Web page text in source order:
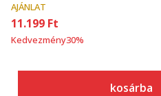
AJÁNLAT
11.199 Ft
Kedvezmény30%
kosárba